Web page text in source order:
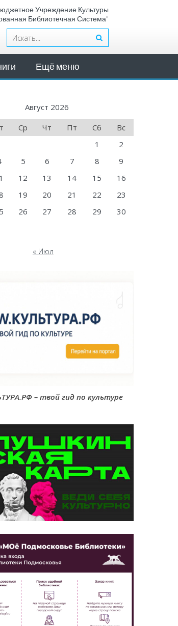
Учреждение Культуры
Библиотечная Система"
Ещё меню
Август 2026
Ср Чт Пт Сб
Вс
1
2
5 6 7 8
9
12 13 14 15
16
19 20 21 22
23
26 27 28 29
30
« Июл
– твой гид по культуре